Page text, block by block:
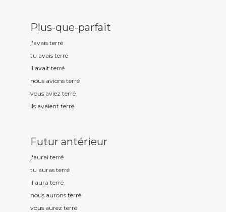
Plus-que-parfait
j'avais terré
tu avais terré
il avait terré
nous avions terré
vous aviez terré
ils avaient terré
Futur antérieur
j'aurai terré
tu auras terré
il aura terré
nous aurons terré
vous aurez terré